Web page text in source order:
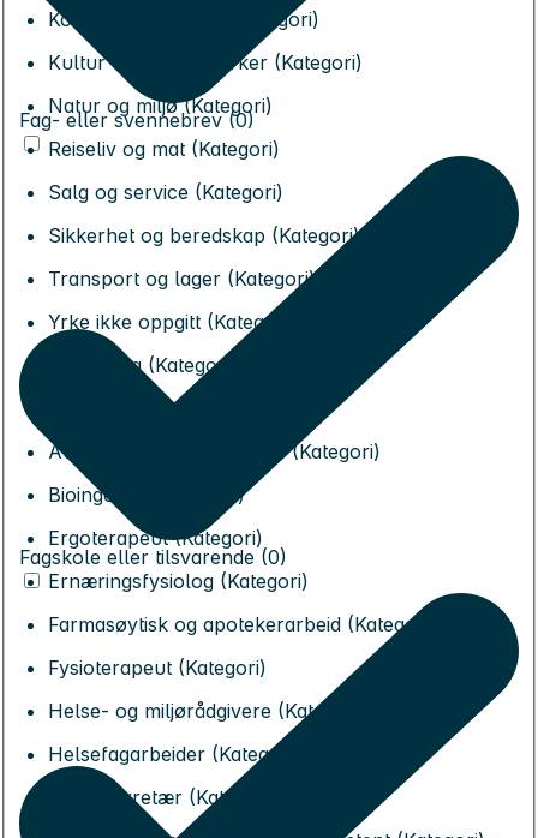
Kontor og økonomi (Kategori)
Kultur og kreative yrker (Kategori)
Natur og miljø (Kategori)
Reiseliv og mat (Kategori)
Salg og service (Kategori)
Sikkerhet og beredskap (Kategori)
Transport og lager (Kategori)
Yrke ikke oppgitt (Kategori)
Utdanning (Kategori)
Andre helseyrker (Kategori)
Audiografer og logopeder (Kategori)
Bioingeniør (Kategori)
Ergoterapeut (Kategori)
Ernæringsfysiolog (Kategori)
Farmasøytisk og apotekerarbeid (Kategori)
Fysioterapeut (Kategori)
Helse- og miljørådgivere (Kategori)
Helsefagarbeider (Kategori)
Helsesekretær (Kategori)
Fag- eller svennebrev (0)
Fagskole eller tilsvarende (0)